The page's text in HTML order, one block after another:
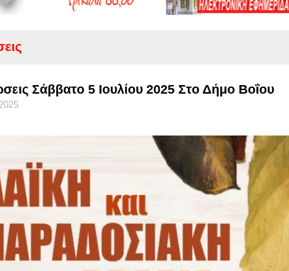
Σάββατο 5 Ιουλίου 2025 Στο Δήμο Βοΐου